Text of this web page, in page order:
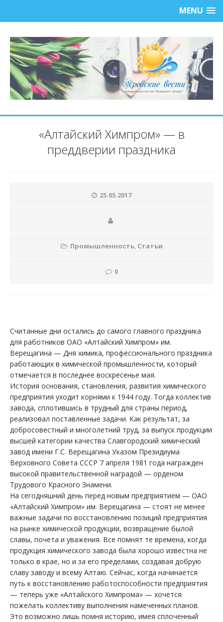
MENU
«Алтайский Химпром» — в
преддверии праздника
25.05.2017
Промышленность, Статьи
0
Считанные дни остались до самого главного праздника
для работников ОАО «Алтайский Химпром» им.
Верещагина — Дня химика, профессионального праздника
работающих в химической промышленности, который
отмечается в последнее воскресенье мая.
История основания, становления, развития химического
предприятия уходит корнями к 1944 году. Тогда коллектив
завода, сплотившись в трудный для страны период,
реализовал поставленные задачи. Как результат, за
добросовестный и многолетний труд, за выпуск продукции
высшей категории качества Славгородский химический
завод имени Г.С. Верещагина Указом Президиума
Верховного Совета СССР 7 апреля 1981 года награжден
высокой правительственной наградой — орденом
Трудового Красного Знамени.
На сегодняшний день перед новым предприятием — ОАО
«Алтайский Химпром» им. Верещагина — стоят не менее
важные задачи по восстановлению позиций предприятия
на рынке химической продукции, возвращение былой
славы, почета и уважения. Все помнят те времена, когда
продукция химического завода была хорошо известна не
только в крае, но и за его пределами, создавая добрую
славу заводу и всему Алтаю. Сейчас, когда начинается
путь к восстановлению работоспособности предприятия
— теперь уже «Алтайского Химпрома» — хочется
пожелать коллективу выполнения намеченных планов.
Это возможно лишь помня историю, имея сплоченный